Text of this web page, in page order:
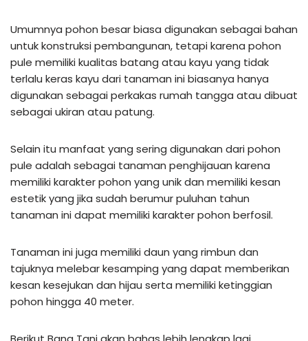
Umumnya pohon besar biasa digunakan sebagai bahan
untuk konstruksi pembangunan, tetapi karena pohon
pule memiliki kualitas batang atau kayu yang tidak
terlalu keras kayu dari tanaman ini biasanya hanya
digunakan sebagai perkakas rumah tangga atau dibuat
sebagai ukiran atau patung.
Selain itu manfaat yang sering digunakan dari pohon
pule adalah sebagai tanaman penghijauan karena
memiliki karakter pohon yang unik dan memiliki kesan
estetik yang jika sudah berumur puluhan tahun
tanaman ini dapat memiliki karakter pohon berfosil.
Tanaman ini juga memiliki daun yang rimbun dan
tajuknya melebar kesamping yang dapat memberikan
kesan kesejukan dan hijau serta memiliki ketinggian
pohon hingga 40 meter.